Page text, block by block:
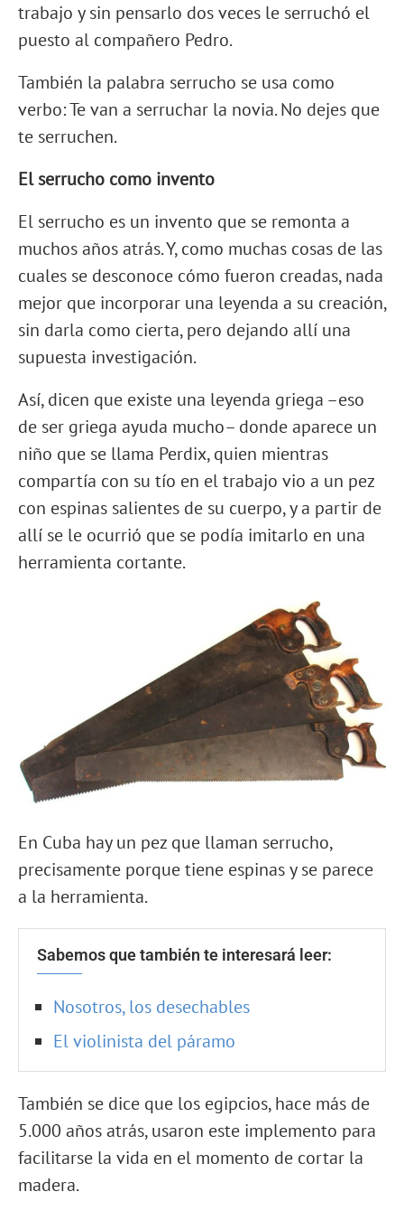
trabajo y sin pensarlo dos veces le serruchó el
puesto al compañero Pedro.
También la palabra serrucho se usa como
verbo: Te van a serruchar la novia. No dejes que
te serruchen.
El serrucho como invento
El serrucho es un invento que se remonta a
muchos años atrás. Y, como muchas cosas de las
cuales se desconoce cómo fueron creadas, nada
mejor que incorporar una leyenda a su creación,
sin darla como cierta, pero dejando allí una
supuesta investigación.
Así, dicen que existe una leyenda griega –eso
de ser griega ayuda mucho– donde aparece un
niño que se llama Perdix, quien mientras
compartía con su tío en el trabajo vio a un pez
con espinas salientes de su cuerpo, y a partir de
allí se le ocurrió que se podía imitarlo en una
herramienta cortante.
En Cuba hay un pez que llaman serrucho,
precisamente porque tiene espinas y se parece
a la herramienta.
Sabemos que también te interesará leer:
Nosotros, los desechables
El violinista del páramo
También se dice que los egipcios, hace más de
5.000 años atrás, usaron este implemento para
facilitarse la vida en el momento de cortar la
madera.